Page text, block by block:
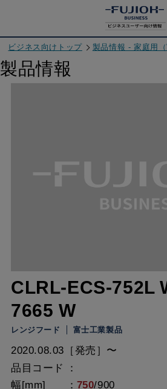
ビジネス向けトップ 製品情報 - 家庭用（
製品情報
CLRL-ECS-752L
7665 W
レンジフード 富士工業製品
2020.08.03［発売］〜
品目コード
幅[mm]
750/900